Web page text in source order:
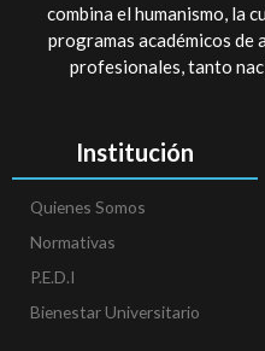
combina el humanismo, la
programas académicos de
profesionales, tanto
Institución
Quienes Somos
Normativas
P.E.D.I
Bienestar Universitario